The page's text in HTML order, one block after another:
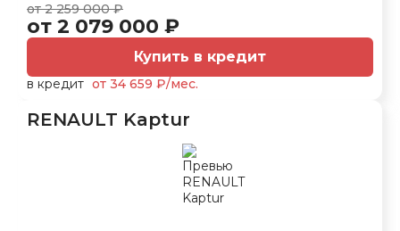
от 2 259 000 ₽
от 2 079 000 ₽
Купить в кредит
в кредит от 34 659 ₽/мес.
RENAULT Kaptur